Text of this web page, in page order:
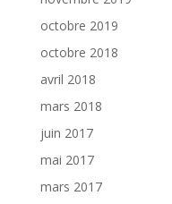
octobre 2019
octobre 2018
avril 2018
mars 2018
juin 2017
mai 2017
mars 2017